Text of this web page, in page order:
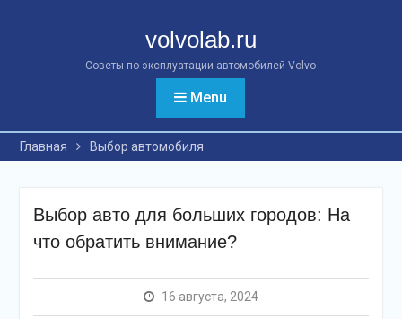
volvolab.ru
Советы по эксплуатации автомобилей Volvo
Menu
Главная Выбор автомобиля
Выбор авто для больших городов: На
что обратить внимание?
16 августа, 2024